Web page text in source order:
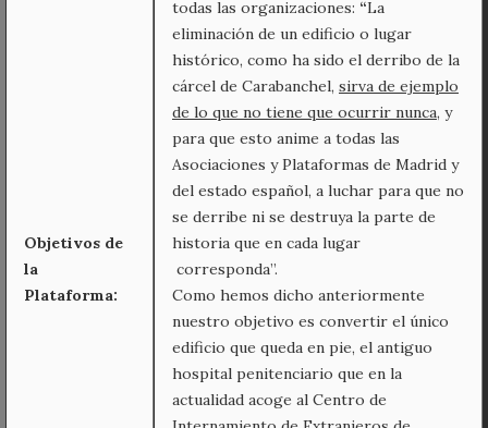
Objetivos de
la
Plataforma:
todas las organizaciones: “La
eliminación de un edificio o lugar
histórico, como ha sido el derribo de la
cárcel de Carabanchel, sirva de ejemplo
de lo que no tiene que ocurrir nunca, y
para que esto anime a todas las
Asociaciones y Plataformas de Madrid y
del estado español, a luchar para que no
se derribe ni se destruya la parte de
historia que en cada lugar
corresponda”.
Como hemos dicho anteriormente
nuestro objetivo es convertir el único
edificio que queda en pie, el antiguo
hospital penitenciario que en la
actualidad acoge al Centro de